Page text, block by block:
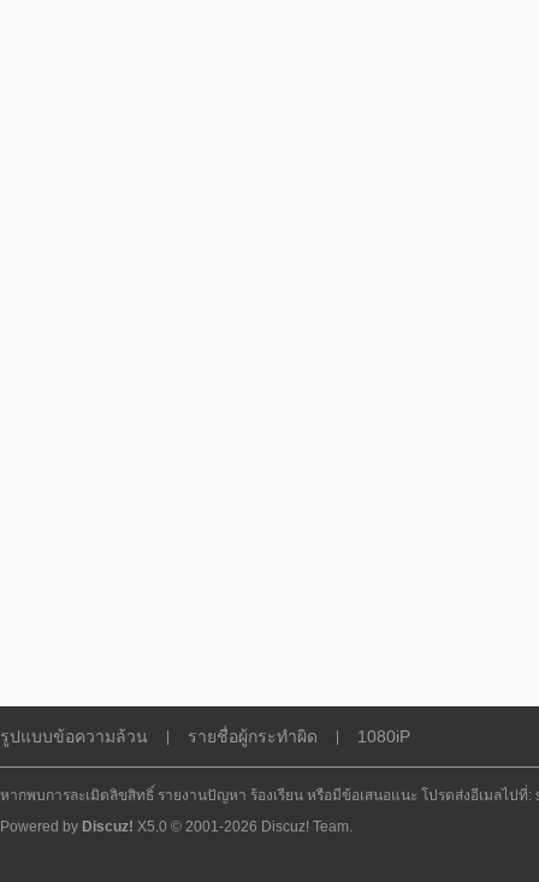
รูปแบบข้อความล้วน รายชื่อผู้กระทำผิด 1080iP
หากพบการละเมิดลิขสิทธิ์ รายงานปัญหา ร้องเรียน หรือมีข้อเสนอแนะ โปรดส่งอีเมลไปที่:
Powered by Discuz! X5.0 © 2001-2026 Discuz! Team.